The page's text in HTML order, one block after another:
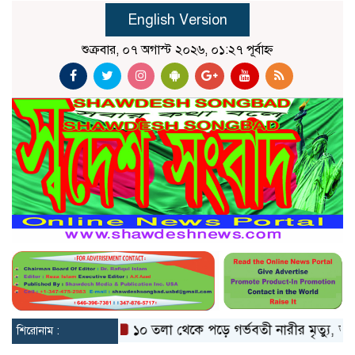
English Version
শুক্রবার, ০৭ অগাস্ট ২০২৬, ০১:২৭ পূর্বাহ্ন
শিরোনাম :
মিয়ানমার ১০ তলা থেকে পড়ে গর্ভবতী নারীর মৃত্যু,